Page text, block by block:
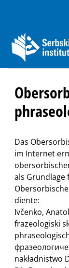
Das
im Internet
als Grundlage
diente:
Ivčenko,
frazeologiski
nakładnistwo